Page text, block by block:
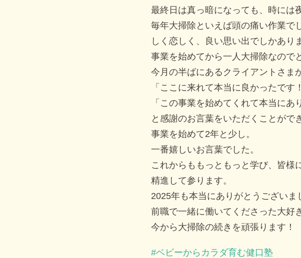
最終日は真っ暗になっても、時には
毎年大掃除といえば頭の痛い作業で
しく恋しく、良い思い出でしかあり
事業を始めてから一人大掃除なので
今月の半ばにあるクライアントさま
「ここに来れて本当に良かったです
「この事業を始めてくれて本当にあ
と感謝のお言葉をいただくことがで
事業を始めて2年と少し。
一番嬉しいお言葉でした。
これからももっともっと学び、皆様
精進して参ります。
2025年も本当にありがとうございま
前職で一緒に働いてくださった大好
今から大掃除の続きを頑張ります！
ベビーからカラダ育む健口塾